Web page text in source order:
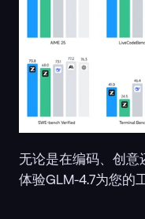
无论是在编码、创
体验GLM-4.7为您的